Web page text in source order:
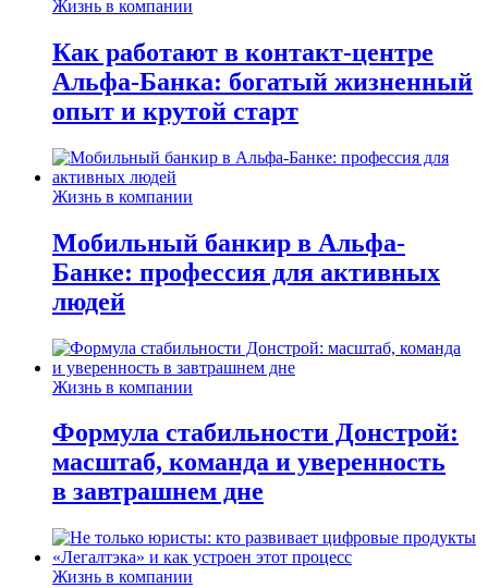
Жизнь в компании
Как работают в контакт-центре
Альфа-Банка: богатый жизненный
опыт и крутой старт
Жизнь в компании
Мобильный банкир в Альфа-
Банке: профессия для активных
людей
Жизнь в компании
Формула стабильности Донстрой:
масштаб, команда и уверенность
в завтрашнем дне
Жизнь в компании